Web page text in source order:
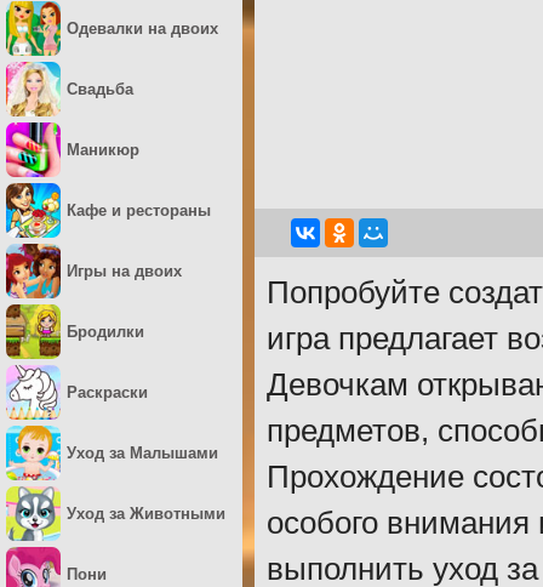
Попробуйте
игра предлагает
Девочкам
предметов,
Прохождение
особого
выполнить уход
Одевалки на двоих
Свадьба
Маникюр
Кафе и рестораны
Игры на двоих
Бродилки
Раскраски
Уход за Малышами
Уход за Животными
Пони